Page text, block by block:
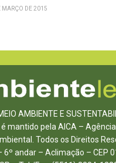
MARÇO DE 2015
AMBIENTE E
mantido pela AICA –
Todos os Direitos
6º andar – Aclimação – CEP